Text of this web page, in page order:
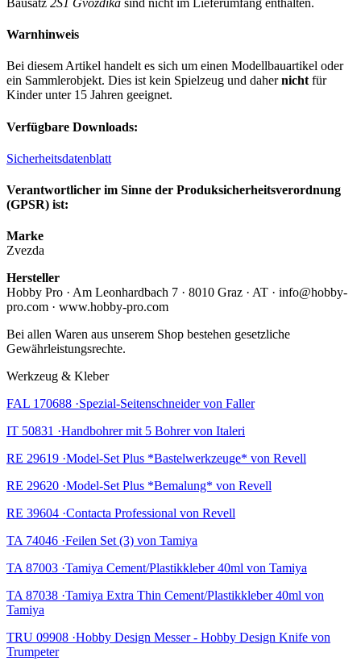
Warnhinweis
Bei diesem Artikel handelt es sich um einen Modellbauartikel oder
ein Sammlerobjekt. Dies ist kein Spielzeug und dahernicht für
Kinder unter 15 Jahren geeignet.
Verfügbare Downloads:
Sicherheitsdatenblatt
Verantwortlicher im Sinne der Produksicherheitsverordnung
(GPSR) ist:
Marke
Zvezda
Hersteller
Hobby Pro · Am Leonhardbach 7 · 8010 Graz · AT · info@hobby-
pro.com · www.hobby-pro.com
Bei allen Waren aus unserem Shop bestehen gesetzliche
Gewährleistungsrechte.
Werkzeug & Kleber
FAL 170688 ·Spezial-Seitenschneider von Faller
IT 50831 ·Handbohrer mit 5 Bohrer von Italeri
RE 29619 ·Model-Set Plus *Bastelwerkzeuge* von Revell
RE 29620 ·Model-Set Plus *Bemalung* von Revell
RE 39604 ·Contacta Professional von Revell
TA 74046 ·Feilen Set (3) von Tamiya
TA 87003 ·Tamiya Cement/Plastikkleber 40ml von Tamiya
TA 87038 ·Tamiya Extra Thin Cement/Plastikkleber 40ml von
Tamiya
TRU 09908 ·Hobby Design Messer - Hobby Design Knife von
Trumpeter